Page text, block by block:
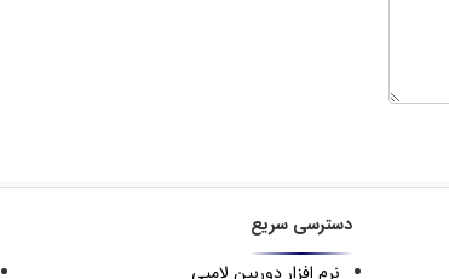
دسترسی سریع
نرم افزار دوربین لامپی